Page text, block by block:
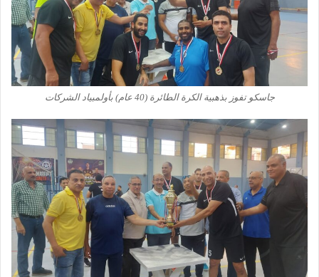
جاسكو تفوز بذهبية الكرة الطائرة (40 عام) بأولمبياد الشركات